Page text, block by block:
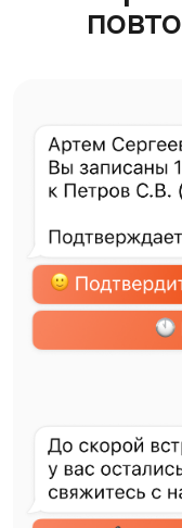
Автоматизируйте
и ИИ отвечают
нагрузку с сотрудников
круглосуточную
Чат-бот + ИИ